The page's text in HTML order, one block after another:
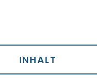
INHALT